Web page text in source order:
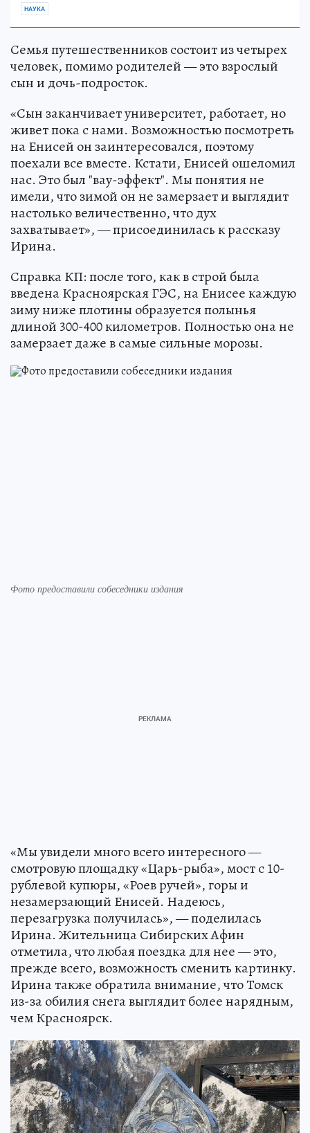
НАУКА
Семья путешественников состоит из четырех
человек, помимо родителей — это взрослый
сын и дочь-подросток.
«Сын заканчивает университет, работает, но
живет пока с нами. Возможностью посмотреть
на Енисей он заинтересовался, поэтому
поехали все вместе. Кстати, Енисей ошеломил
нас. Это был "вау-эффект". Мы понятия не
имели, что зимой он не замерзает и выглядит
настолько величественно, что дух
захватывает», — присоединилась к рассказу
Ирина.
Справка КП: после того, как в строй была
введена Красноярская ГЭС, на Енисее каждую
зиму ниже плотины образуется полынья
длиной 300-400 километров. Полностью она не
замерзает даже в самые сильные морозы.
Фото предоставили собеседники издания
«Мы увидели много всего интересного —
смотровую площадку «Царь-рыба», мост с 10-
рублевой купюры, «Роев ручей», горы и
незамерзающий Енисей. Надеюсь,
перезагрузка получилась», — поделилась
Ирина. Жительница Сибирских Афин
отметила, что любая поездка для нее — это,
прежде всего, возможность сменить картинку.
Ирина также обратила внимание, что Томск
из-за обилия снега выглядит более нарядным,
чем Красноярск.